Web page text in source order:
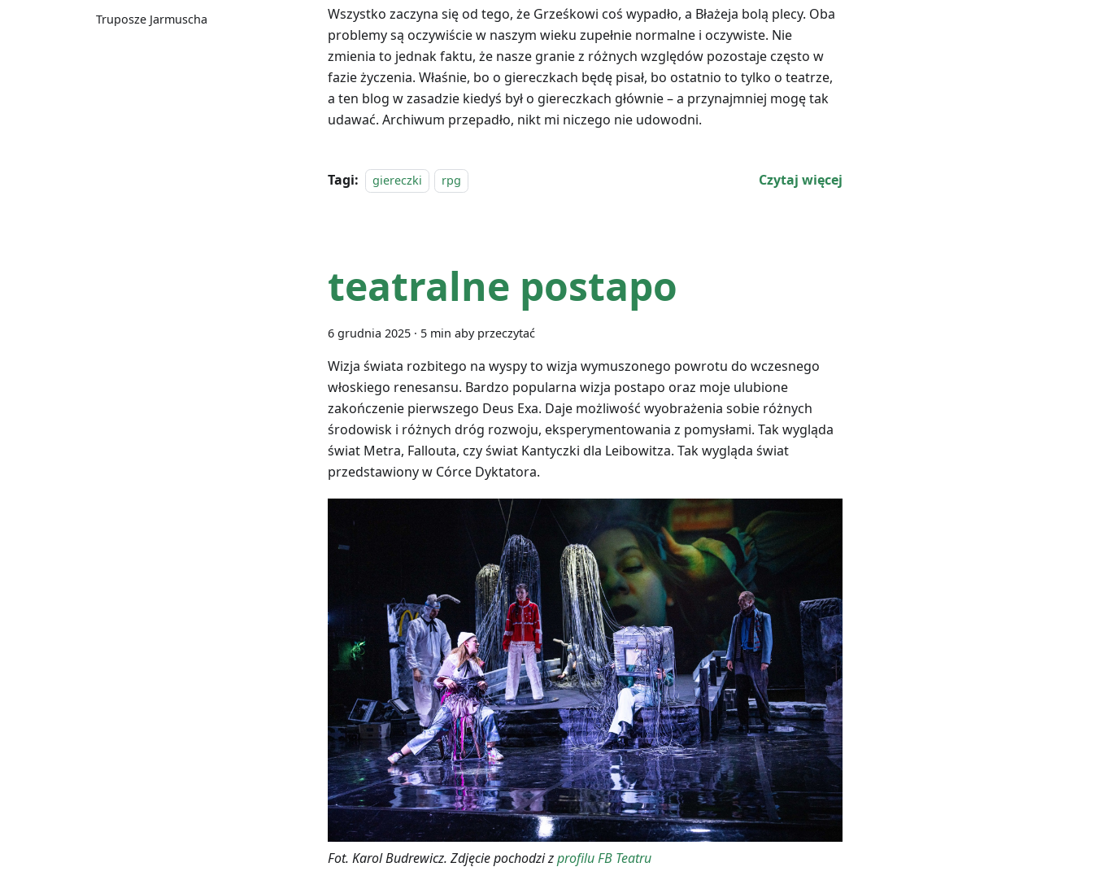
Truposze Jarmuscha
Wszystko zaczyna się od tego, że Grześkowi coś wypadło, a Błażeja bolą plecy. Oba
problemy są oczywiście w naszym wieku zupełnie normalne i oczywiste. Nie
zmienia to jednak faktu, że nasze granie z różnych względów pozostaje często w
fazie życzenia. Właśnie, bo o giereczkach będę pisał, bo ostatnio to tylko o teatrze,
a ten blog w zasadzie kiedyś był o giereczkach głównie – a przynajmniej mogę tak
udawać. Archiwum przepadło, nikt mi niczego nie udowodni.
Tagi: giereczki rpg Czytaj więcej
teatralne postapo
6 grudnia 2025 · 5 min aby przeczytać
Wizja świata rozbitego na wyspy to wizja wymuszonego powrotu do wczesnego
włoskiego renesansu. Bardzo popularna wizja postapo oraz moje ulubione
zakończenie pierwszego Deus Exa. Daje możliwość wyobrażenia sobie różnych
środowisk i różnych dróg rozwoju, eksperymentowania z pomysłami. Tak wygląda
świat Metra, Fallouta, czy świat Kantyczki dla Leibowitza. Tak wygląda świat
przedstawiony w Córce Dyktatora.
Fot. Karol Budrewicz. Zdjęcie pochodzi zprofilu FB Teatru